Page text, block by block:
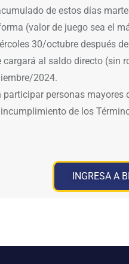
de estos días
(valor de juego sea el
30/octubre después
cargará al saldo directo (sin
2024.
participar personas mayores
de los
INGRESA A